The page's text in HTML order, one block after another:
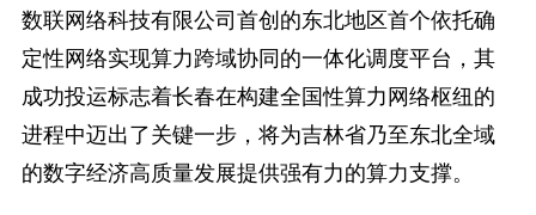
数联网络科技有限公司首创的东北地区首个依托确
定性网络实现算力跨域协同的一体化调度平台，其
成功投运标志着长春在构建全国性算力网络枢纽的
进程中迈出了关键一步，将为吉林省乃至东北全域
的数字经济高质量发展提供强有力的算力支撑。